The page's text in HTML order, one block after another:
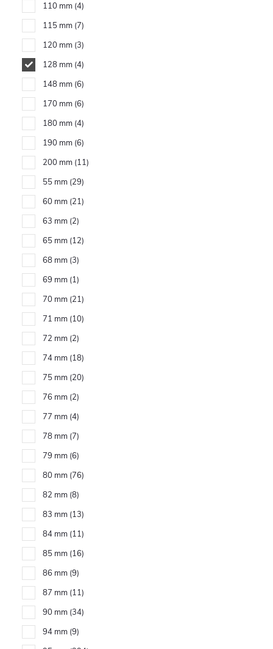
110 mm 4
115 mm 7
120 mm 3
128 mm 4
148 mm 6
170 mm 6
180 mm 4
190 mm 6
200 mm 11
55 mm 29
60 mm 21
63 mm 2
65 mm 12
68 mm 3
69 mm 1
70 mm 21
71 mm 10
72 mm 2
74 mm 18
75 mm 20
76 mm 2
77 mm 4
78 mm 7
79 mm 6
80 mm 76
82 mm 8
83 mm 13
84 mm 11
85 mm 16
86 mm 9
87 mm 11
90 mm 34
94 mm 9